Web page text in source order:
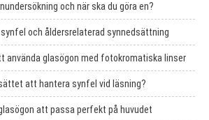
och när ska du göra en?
synfel och åldersrelaterad synnedsättning
använda glasögon med fotokromatiska linser
att hantera synfel vid läsning?
att passa perfekt på huvudet